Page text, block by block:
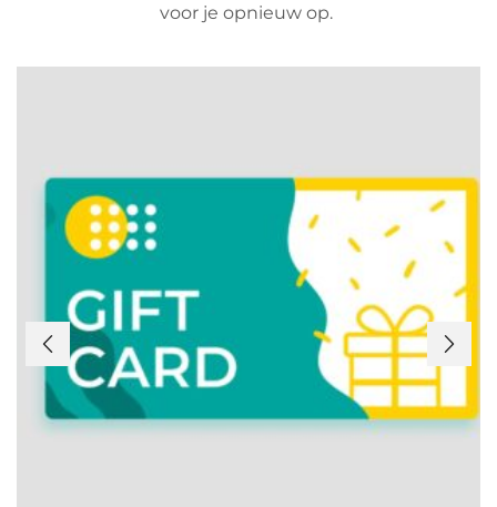
voor je opnieuw op.